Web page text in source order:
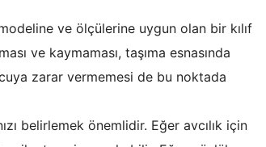
modeline ve ölçülerine uygun olan bir kılıf
ve kaymaması, taşıma esnasında
zarar vermemesi de bu noktada
belirlemek önemlidir. Eğer avcılık için